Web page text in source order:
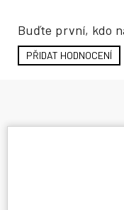
Buďte první, kdo
PŘIDAT HODNOCENÍ